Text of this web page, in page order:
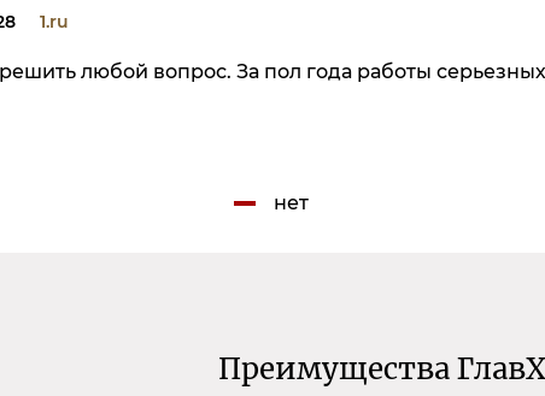
1.ru
любой вопрос. За пол года работы
нет
Преимущества